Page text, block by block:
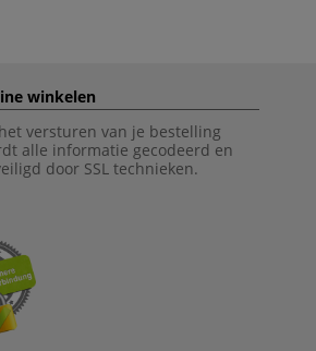
winkelen
versturen van je bestelling
alle informatie gecodeerd en
door SSL technieken.